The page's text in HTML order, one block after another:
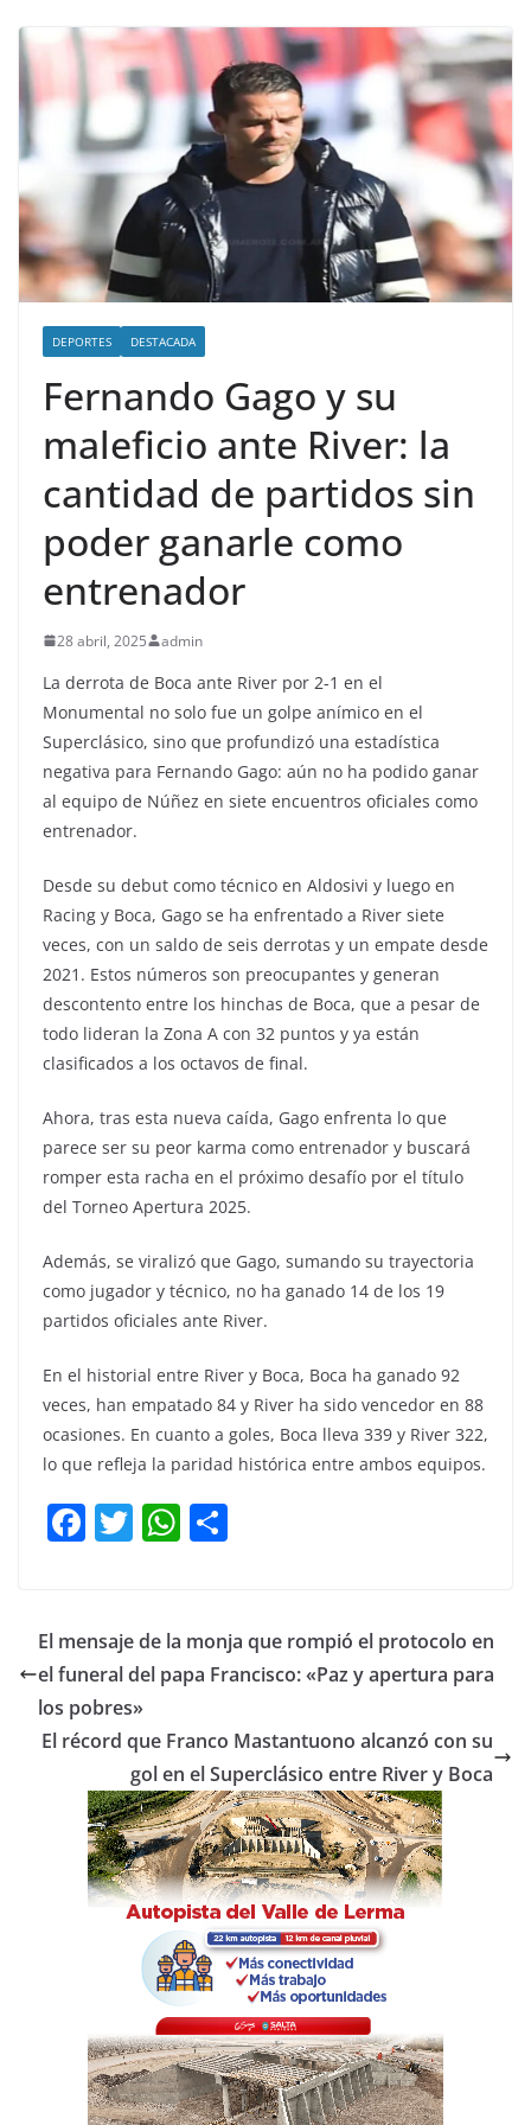
DEPORTES DESTACADA
Fernando Gago y su
maleficio ante River: la
cantidad de partidos sin
poder ganarle como
entrenador
28 abril, 2025 admin
La derrota de Boca ante River por 2-1 en el
Monumental no solo fue un golpe anímico en el
Superclásico, sino que profundizó una estadística
negativa para Fernando Gago: aún no ha podido ganar
al equipo de Núñez en siete encuentros oficiales como
entrenador.
Desde su debut como técnico en Aldosivi y luego en
Racing y Boca, Gago se ha enfrentado a River siete
veces, con un saldo de seis derrotas y un empate desde
2021. Estos números son preocupantes y generan
descontento entre los hinchas de Boca, que a pesar de
todo lideran la Zona A con 32 puntos y ya están
clasificados a los octavos de final.
Ahora, tras esta nueva caída, Gago enfrenta lo que
parece ser su peor karma como entrenador y buscará
romper esta racha en el próximo desafío por el título
del Torneo Apertura 2025.
Además, se viralizó que Gago, sumando su trayectoria
como jugador y técnico, no ha ganado 14 de los 19
partidos oficiales ante River.
En el historial entre River y Boca, Boca ha ganado 92
veces, han empatado 84 y River ha sido vencedor en 88
ocasiones. En cuanto a goles, Boca lleva 339 y River 322,
lo que refleja la paridad histórica entre ambos equipos.
F
e
b
o
o
k
T
er
W
s
A
p
p
ar
El mensaje de la monja que rompió el protocolo en
el funeral del papa Francisco: «Paz y apertura para
los pobres»
El récord que Franco Mastantuono alcanzó con su
gol en el Superclásico entre River y Boca